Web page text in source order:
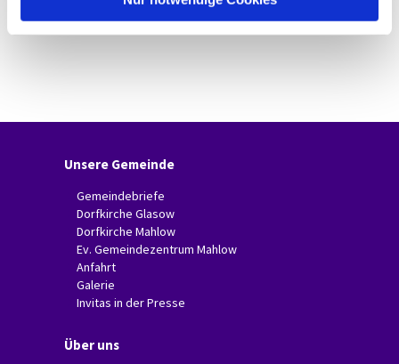
Unsere Gemeinde
Gemeindebriefe
Dorfkirche Glasow
Dorfkirche Mahlow
Ev. Gemeindezentrum Mahlow
Anfahrt
Galerie
Invitas in der Presse
Über uns